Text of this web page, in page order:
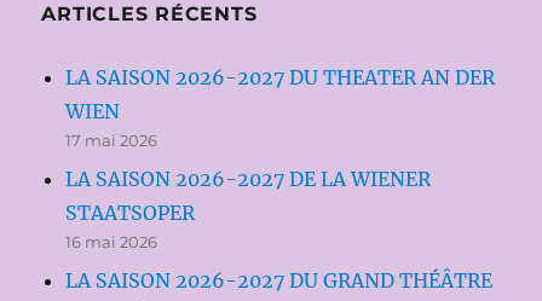
ARTICLES RÉCENTS
LA SAISON 2026-2027 DU THEATER AN DER
WIEN
17 mai 2026
LA SAISON 2026-2027 DE LA WIENER
STAATSOPER
16 mai 2026
LA SAISON 2026-2027 DU GRAND THÉÂTRE